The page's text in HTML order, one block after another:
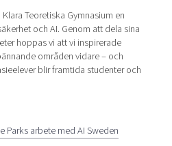
Teoretiska Gymnasium en
och AI. Genom att dela sina
hoppas vi att vi inspirerade
områden vidare – och
blir framtida studenter och
Parks arbete med AI Sweden